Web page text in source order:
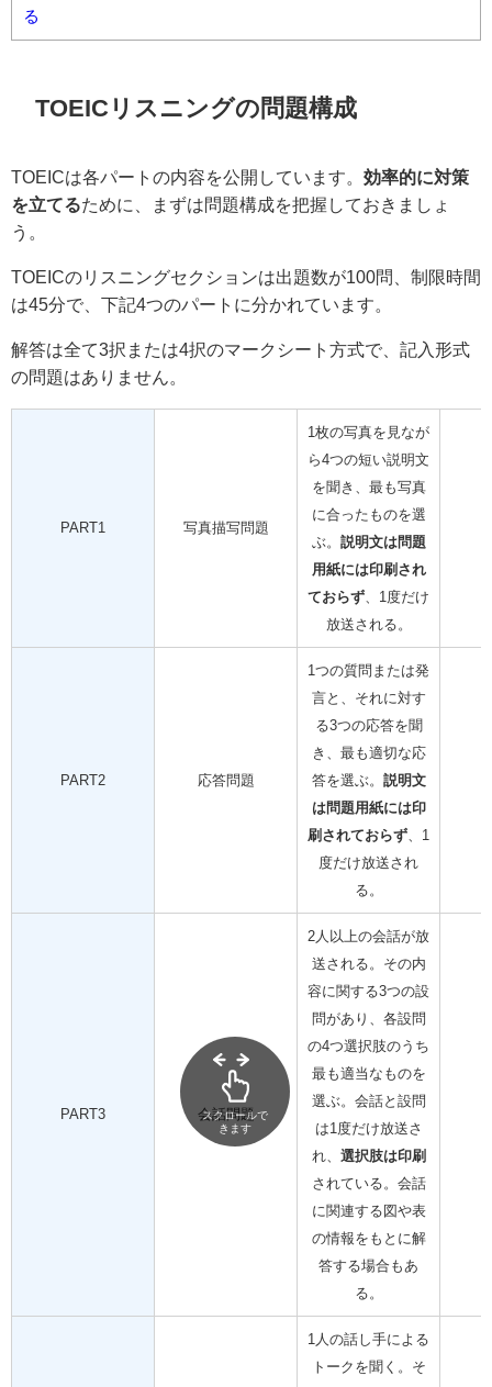
る
TOEICリスニングの問題構成
TOEICは各パートの内容を公開しています。 効率的に対策
を立てるために、まずは問題構成を把握しておきましょ
う。
TOEICのリスニングセクションは出題数が100問、制限時間
は45分で、下記4つのパートに分かれています。
解答は全て3択または4択のマークシート方式で、記入形式
の問題はありません。
PART1 写真描写問題
1枚の写真を見なが
ら4つの短い説明文
を聞き、最も写真
に合ったものを選
ぶ。 説明文は問題
用紙には印刷され
ておらず 、1度だけ
放送される。
PART2 応答問題
1つの質問または発
言と、それに対す
る3つの応答を聞
き、最も適切な応
答を選ぶ。 説明文
は問題用紙には印
刷されておらず 、1
度だけ放送され
る。
PART3 会話問題
2人以上の会話が放
送される。その内
容に関する3つの設
問があり、各設問
の4つ選択肢のうち
最も適当なものを
選ぶ。会話と設問
は1度だけ放送さ
れ、 選択肢は印刷
されている。会話
に関連する図や表
の情報をもとに解
答する場合もあ
る。
1人の話し手による
トークを聞く。そ
スクロールで
きます